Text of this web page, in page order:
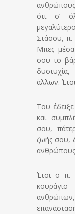
ότι σ’
Στάσου, π.
Μπες
σου το
άλλων.
Του
και
σου,
ζωής σου,
Έτσι ο π.
ανθρώπων,